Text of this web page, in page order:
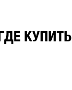
ГДЕ КУПИТЬ